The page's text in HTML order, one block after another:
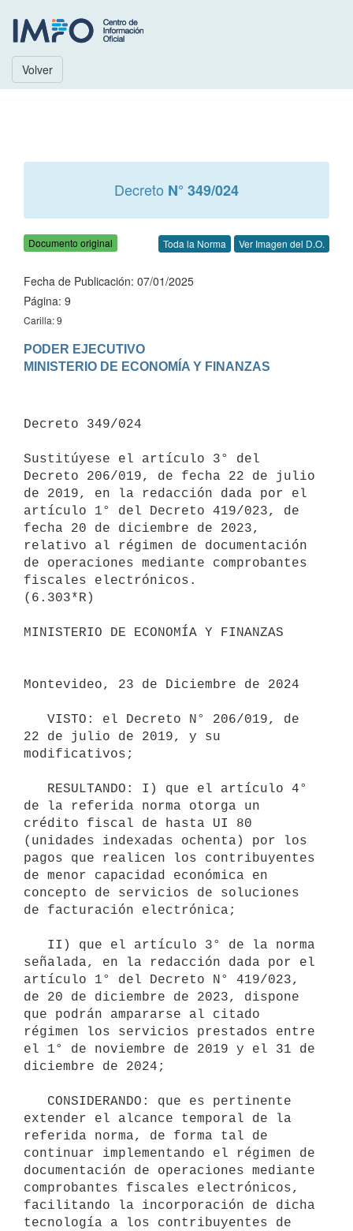
Volver
Decreto N° 349/024
Documento original Toda la Norma Ver Imagen del D.O.
Fecha de Publicación: 07/01/2025
Página: 9
Carilla: 9
PODER EJECUTIVO
Decreto 349/024
Sustitúyese el artículo 3° del
Decreto 206/019, de fecha 22 de julio
de 2019, en la redacción dada por el
artículo 1° del Decreto 419/023, de
fecha 20 de diciembre de 2023,
relativo al régimen de documentación
de operaciones mediante comprobantes
fiscales electrónicos.
(6.303*R)
MINISTERIO DE ECONOMÍA Y FINANZAS
Montevideo, 23 de Diciembre de 2024
22 de julio de 2019, y su
modificativos;
de la referida norma otorga un
crédito fiscal de hasta UI 80
(unidades indexadas ochenta) por los
pagos que realicen los contribuyentes
de menor capacidad económica en
concepto de servicios de soluciones
de facturación electrónica;
señalada, en la redacción dada por el
artículo 1° del Decreto N° 419/023,
de 20 de diciembre de 2023, dispone
que podrán ampararse al citado
régimen los servicios prestados entre
el 1° de noviembre de 2019 y el 31 de
diciembre de 2024;
extender el alcance temporal de la
referida norma, de forma tal de
continuar implementando el régimen de
documentación de operaciones mediante
comprobantes fiscales electrónicos,
facilitando la incorporación de dicha
tecnología a los contribuyentes de